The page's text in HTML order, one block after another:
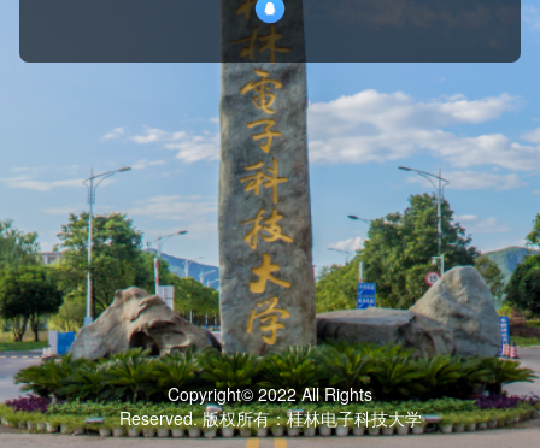
Copyright© 2022 All Rights
Reserved. 版权所有：桂林电子科技大学